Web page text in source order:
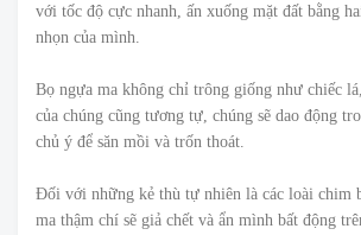
với tốc độ cực nhanh, ấn xuống mặt đất bằng
nhọn của mình.
Bọ ngựa ma không chỉ trông giống như chiếc
của chúng cũng tương tự, chúng sẽ dao động
chủ ý để săn mồi và trốn thoát.
Đối với những kẻ thù tự nhiên là các loài chim
ma thậm chí sẽ giả chết và ẩn mình bất động